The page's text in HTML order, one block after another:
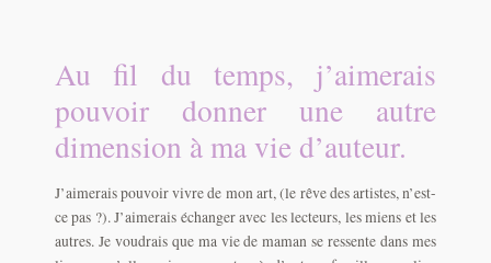
Au fil du temps, j’aimerais
pouvoir donner une autre
dimension à ma vie d’auteur.
J’aimerais pouvoir vivre de mon art, (le rêve des artistes, n’est-
ce pas ?). J’aimerais échanger avec les lecteurs, les miens et les
autres. Je voudrais que ma vie de maman se ressente dans mes